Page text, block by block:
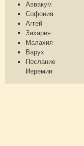
Аввакум
Софония
Аггей
Захария
Малахия
Варух
Послание
Иеремии